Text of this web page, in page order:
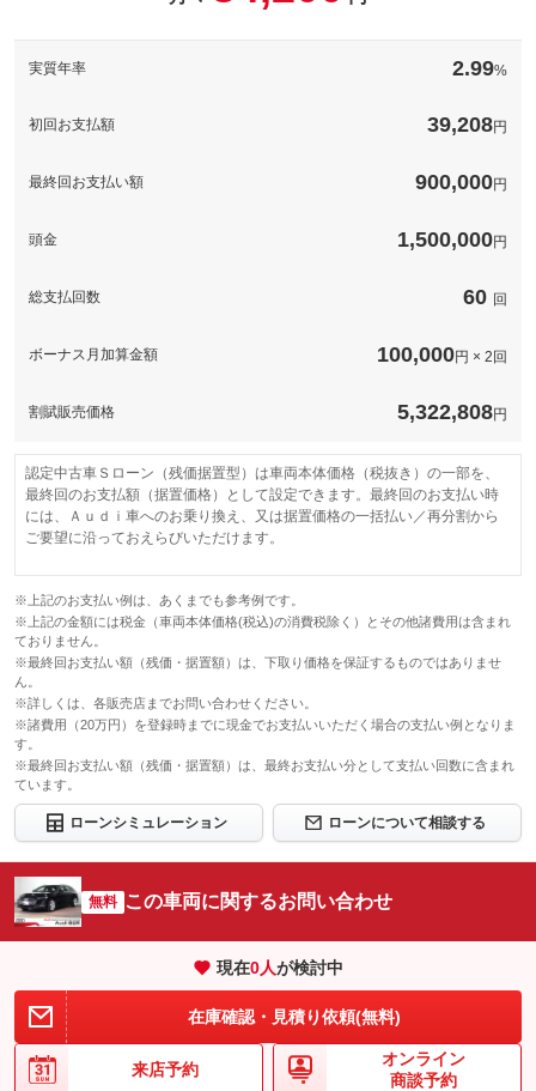
実質年率 2.99%
初回お支払額 39,208円
最終回お支払い額 900,000円
頭金 1,500,000円
総支払回数 60 回
ボーナス月加算金額 100,000円 × 2回
割賦販売価格 5,322,808円
認定中古車Ｓローン（残価据置型）は車両本体価格（税抜き）の一部を、
最終回のお支払額（据置価格）として設定できます。最終回のお支払い時
には、Ａｕｄｉ車へのお乗り換え、又は据置価格の一括払い／再分割から
ご要望に沿っておえらびいただけます。
※上記のお支払い例は、あくまでも参考例です。
※上記の金額には税金（車両本体価格(税込)の消費税除く）とその他諸費用は含まれ
ておりません。
※最終回お支払い額（残価・据置額）は、下取り価格を保証するものではありませ
ん。
※詳しくは、各販売店までお問い合わせください。
※諸費用（20万円）を登録時までに現金でお支払いいただく場合の支払い例となりま
す。
※最終回お支払い額（残価・据置額）は、最終お支払い分として支払い回数に含まれ
ています。
ローンシミュレーション ローンについて相談する
無料 この車両に関するお問い合わせ
現在0人が検討中
在庫確認・見積り依頼(無料)
来店予約
オンライン
商談予約